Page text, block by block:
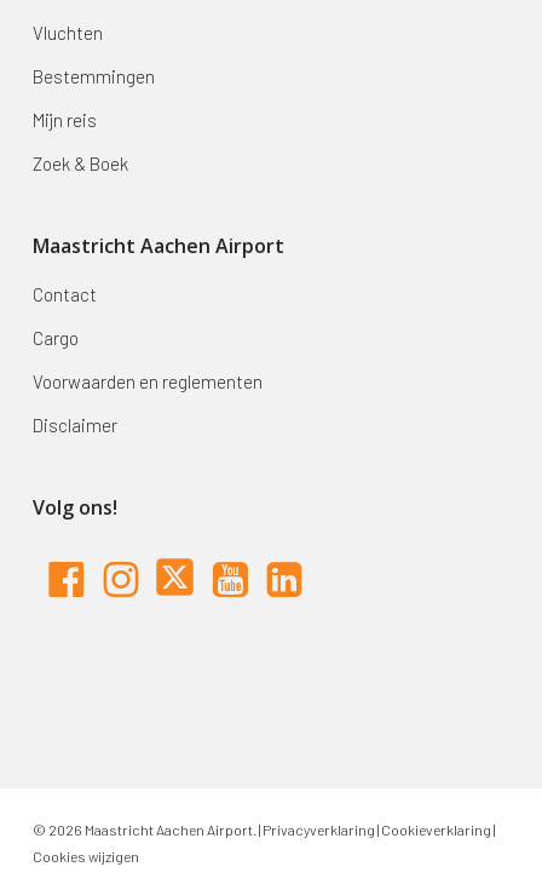
Vluchten
Bestemmingen
Mijn reis
Zoek & Boek
Maastricht Aachen Airport
Contact
Cargo
Voorwaarden en reglementen
Disclaimer
Volg ons!
© 2026 Maastricht Aachen Airport. |Privacyverklaring | Cookieverklaring |
Cookies wijzigen